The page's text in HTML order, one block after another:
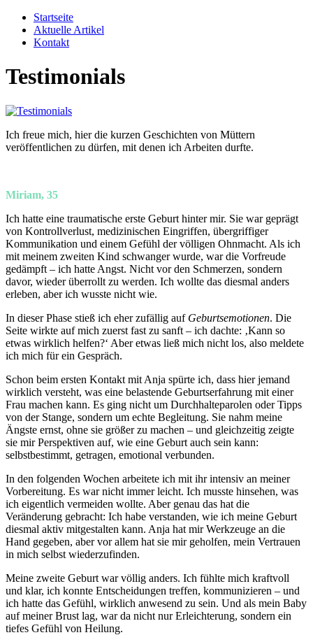
Zum
Inhalt
springen
Startseite
Aktuelle Artikel
Kontakt
Testimonials
Ich freue mich, hier die kurzen Geschichten von Müttern
veröffentlichen zu dürfen, mit denen ich Arbeiten durfte.
Miriam, 35
Ich hatte eine traumatische erste Geburt hinter mir. Sie war geprägt
von Kontrollverlust, medizinischen Eingriffen, übergriffiger
Kommunikation und einem Gefühl der völligen Ohnmacht. Als ich
mit meinem zweiten Kind schwanger wurde, war die Vorfreude
gedämpft – ich hatte Angst. Nicht vor den Schmerzen, sondern
davor, wieder überrollt zu werden. Ich wollte das diesmal anders
erleben, aber ich wusste nicht wie.
In dieser Phase stieß ich eher zufällig auf Geburtsemotionen. Die
Seite wirkte auf mich zuerst fast zu sanft – ich dachte: ‚Kann so
etwas wirklich helfen?‘ Aber etwas ließ mich nicht los, also meldete
ich mich für ein Gespräch.
Schon beim ersten Kontakt mit Anja spürte ich, dass hier jemand
wirklich versteht, was eine belastende Geburtserfahrung mit einer
Frau machen kann. Es ging nicht um Durchhalteparolen oder Tipps
von der Stange, sondern um echte Begleitung. Sie nahm meine
Ängste ernst, ohne sie größer zu machen – und gleichzeitig zeigte
sie mir Perspektiven auf, wie eine Geburt auch sein kann:
selbstbestimmt, getragen, emotional verbunden.
In den folgenden Wochen arbeitete ich mit ihr intensiv an meiner
Vorbereitung. Es war nicht immer leicht. Ich musste hinsehen, was
ich eigentlich vermeiden wollte. Aber genau das hat die
Veränderung gebracht: Ich habe verstanden, wie ich meine Geburt
diesmal aktiv mitgestalten kann. Anja hat mir Werkzeuge an die
Hand gegeben, aber vor allem hat sie mir geholfen, mein Vertrauen
in mich selbst wiederzufinden.
Meine zweite Geburt war völlig anders. Ich fühlte mich kraftvoll
und klar, ich konnte Entscheidungen treffen, kommunizieren – und
ich hatte das Gefühl, wirklich anwesend zu sein. Und als mein Baby
auf meiner Brust lag, war da nicht nur Erleichterung, sondern ein
tiefes Gefühl von Heilung.